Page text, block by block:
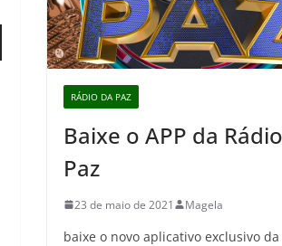
RÁDIO DA PAZ
Baixe o APP da
Paz
23 de maio de 2021 Magela
baixe o novo aplicativo exclusivo